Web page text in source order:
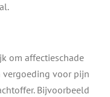
om affectieschade
vergoeding voor pijn
Bijvoorbeeld